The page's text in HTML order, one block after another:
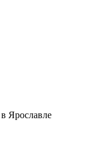
Ярославле